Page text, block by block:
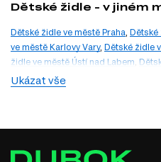
Dětské židle - v jiném
Dětské židle ve městě Praha Dětské
ve městě Karlovy Vary, Dětské židle
židle ve městě Ústí nad Labem
židle ve městě Hradec Králové
Ukázat vše